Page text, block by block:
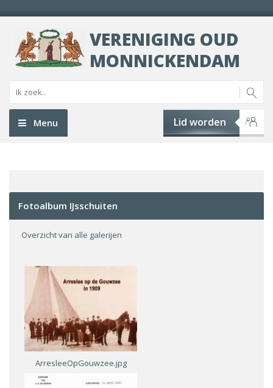
VERENIGING OUD
MONNICKENDAM
Lid worden
Menu
Fotoalbum IJsschuiten
Overzicht van alle galerijen
ArresleeOpGouwzee.jpg